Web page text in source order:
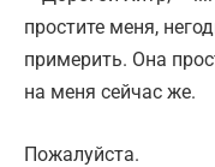
простите меня,
примерить. Она
на меня сейчас же.
Пожалуйста.